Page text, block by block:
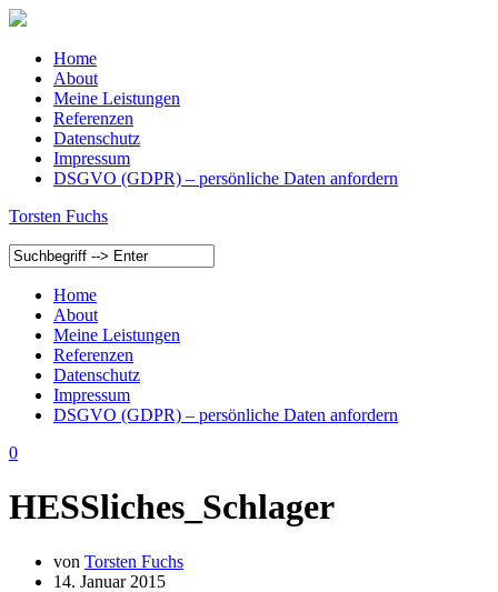
Home
About
Meine Leistungen
Referenzen
Datenschutz
Impressum
DSGVO (GDPR) – persönliche Daten anfordern
Torsten Fuchs
Home
About
Meine Leistungen
Referenzen
Datenschutz
Impressum
DSGVO (GDPR) – persönliche Daten anfordern
0
HESSliches_Schlager
von Torsten Fuchs
14. Januar 2015